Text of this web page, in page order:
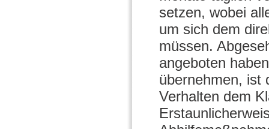
setzen, wobei
um sich dem
müssen.
angeboten
übernehmen, ist
Verhalten dem